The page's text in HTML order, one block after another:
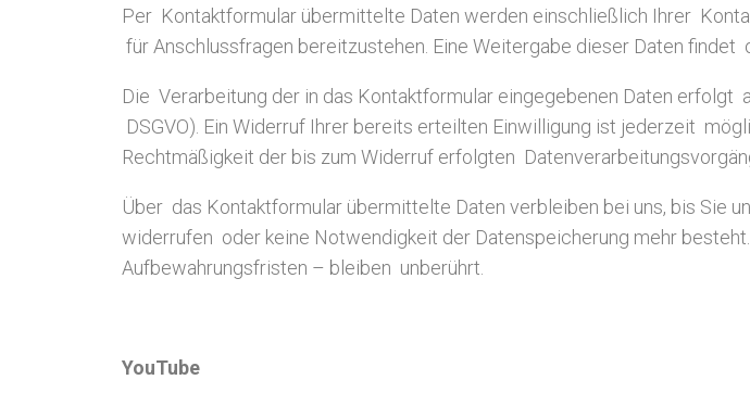
Per Kontaktformular übermittelte Daten werden einschließlich Ihrer
für Anschlussfragen bereitzustehen. Eine Weitergabe dieser Daten findet
Die Verarbeitung der in das Kontaktformular eingegebenen Daten erfolgt
DSGVO). Ein Widerruf Ihrer bereits erteilten Einwilligung ist jederzeit
Rechtmäßigkeit der bis zum Widerruf erfolgten
Über das Kontaktformular übermittelte Daten verbleiben bei uns, bis Sie
widerrufen oder keine Notwendigkeit der Datenspeicherung mehr
Aufbewahrungsfristen – bleiben unberührt.
YouTube